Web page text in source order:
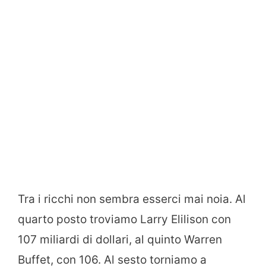
Tra i ricchi non sembra esserci mai noia. Al
quarto posto troviamo Larry Elilison con
107 miliardi di dollari, al quinto Warren
Buffet, con 106. Al sesto torniamo a